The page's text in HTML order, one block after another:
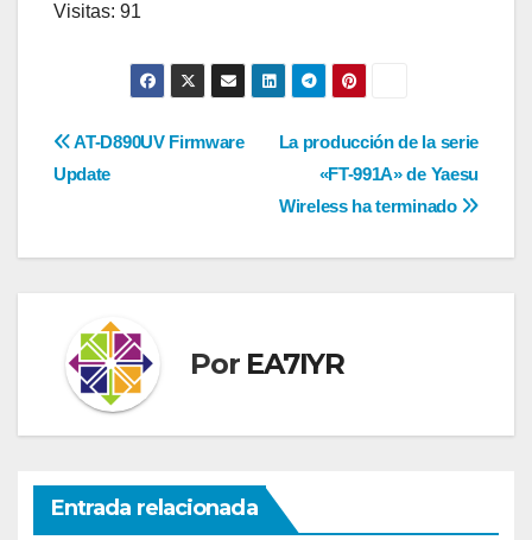
Visitas: 91
Navegación
de
entradas
La producción de la serie
«FT-991A» de Yaesu
Wireless ha terminado
AT-D890UV Firmware
Update
Por EA7IYR
Entrada relacionada